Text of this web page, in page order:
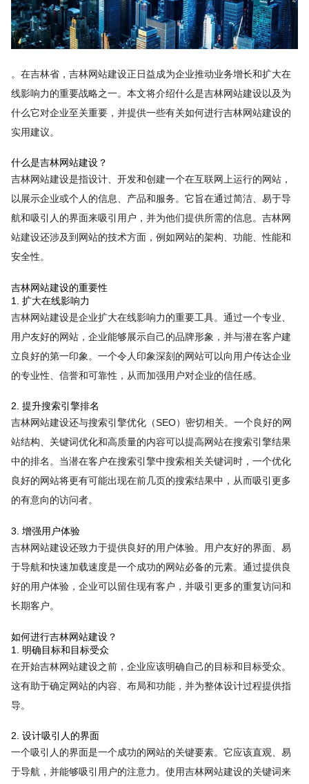
。在吉林省，吉林网站建设正日益成为企业推动业务增长和扩大在
线影响力的重要战略之一。本文将介绍什么是吉林网站建设以及为
什么它对企业至关重要，并提供一些有关如何进行吉林网站建设的
实用建议。
什么是吉林网站建设？
吉林网站建设是指设计、开发和创建一个在互联网上运行的网站，
以展示企业或个人的信息、产品和服务。它旨在通过简洁、易于导
航和吸引人的界面来吸引用户，并为他们提供所需的信息。吉林网
站建设还涉及到网站的技术方面，例如网站的架构、功能、性能和
安全性。
吉林网站建设的重要性
1. 扩大在线影响力
吉林网站建设是企业扩大在线影响力的重要工具。通过一个专业、
用户友好的网站，企业能够展示自己的品牌形象，并与潜在客户建
立良好的第一印象。一个令人印象深刻的网站可以向用户传达企业
的专业性、信誉和可靠性，从而加强用户对企业的信任感。
2. 提升搜索引擎排名
吉林网站建设还与搜索引擎优化（SEO）密切相关。一个良好的网
站结构、关键词优化和高质量的内容可以提高网站在搜索引擎结果
中的排名。当潜在客户在搜索引擎中搜索相关关键词时，一个优化
良好的网站将更有可能出现在前几页的搜索结果中，从而吸引更多
的有意向的访问者。
3. 增强用户体验
吉林网站建设还致力于提供良好的用户体验。用户友好的界面、易
于导航和快速加载速度是一个成功的网站必备的元素。通过提供良
好的用户体验，企业可以留住现有客户，并吸引更多的重复访问和
长期客户。
如何进行吉林网站建设？
1. 明确目标和目标受众
在开始吉林网站建设之前，企业应该明确自己的目标和目标受众。
这有助于确定网站的内容、布局和功能，并为整体设计过程提供指
导。
2. 设计吸引人的界面
一个吸引人的界面是一个成功的网站的关键要素。它应该直观、易
于导航，并能够吸引用户的注意力。使用吉林网站建设的关键词来